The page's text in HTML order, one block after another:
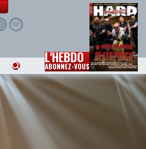
L'HEBDO
ABONNEZ-VOUS